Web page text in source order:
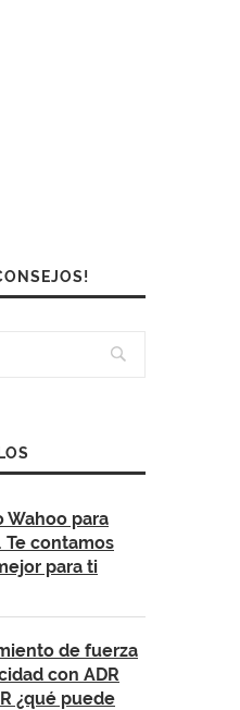
Wahoo para
Te contamos
para ti
de fuerza
con ADR
¿qué puede